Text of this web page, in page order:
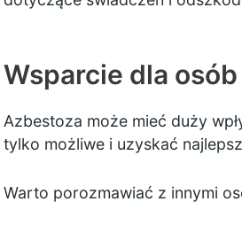
Wsparcie dla
Azbestoza może mieć duży
tylko możliwe i uzyskać
Warto porozmawiać z innymi